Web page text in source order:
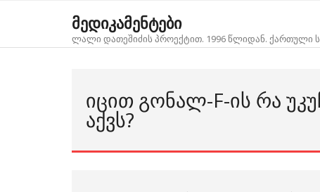
მედიკამენტები
ლალი დათეშიძის პროექტით. 1996 წლიდან. ქართული
ᲘᲪᲘᲗ ᲒᲝᲜᲐᲚ-F-ᲘᲡ ᲠᲐ
ᲐᲥᲕᲡ?